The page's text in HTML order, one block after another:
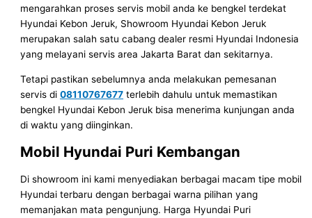
mengarahkan proses servis mobil anda ke bengkel terdekat
Hyundai Kebon Jeruk, Showroom Hyundai Kebon Jeruk
merupakan salah satu cabang dealer resmi Hyundai Indonesia
yang melayani servis area Jakarta Barat dan sekitarnya.
Tetapi pastikan sebelumnya anda melakukan pemesanan
servis di08110767677 terlebih dahulu untuk memastikan
bengkel Hyundai Kebon Jeruk bisa menerima kunjungan anda
di waktu yang diinginkan.
Mobil Hyundai Puri Kembangan
Di showroom ini kami menyediakan berbagai macam tipe mobil
Hyundai terbaru dengan berbagai warna pilihan yang
memanjakan mata pengunjung. Harga Hyundai Puri